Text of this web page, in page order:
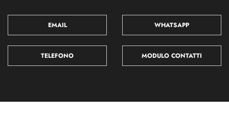
EMAIL WHATSAPP
TELEFONO MODULO CONTATTI